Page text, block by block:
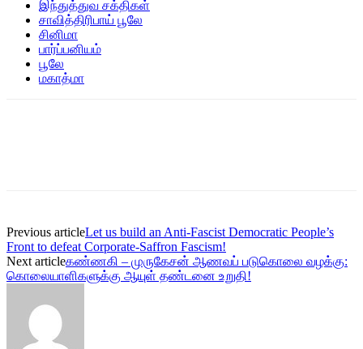
இந்துத்துவ சக்திகள்
சாவித்திரிபாய் பூலே
சினிமா
பார்ப்பனியம்
பூலே
மகாத்மா
Previous articleLet us build an Anti-Fascist Democratic People’s
Front to defeat Corporate-Saffron Fascism!
Next articleகண்ணகி – முருகேசன் ஆணவப் படுகொலை வழக்கு:
கொலையாளிகளுக்கு ஆயுள் தண்டனை உறுதி!